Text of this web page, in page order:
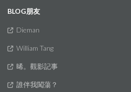
BLOG朋友
Dieman
William Tang
晞。觀影記事
誰伴我闖蕩？